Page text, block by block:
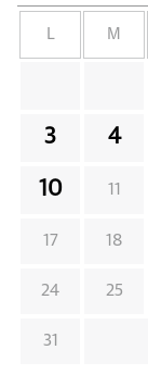
L M
3 4
10 11
17 18
24 25
31